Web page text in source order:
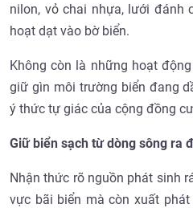
nilon, vỏ chai nhựa, lưới đánh
hoạt dạt vào bờ biển.
Không còn là những hoạt
giữ gìn môi trường biển đang
ý thức tự giác của cộng đồng
Giữ biển sạch từ dòng sông ra
Nhận thức rõ nguồn phát sinh
vực bãi biển mà còn xuất